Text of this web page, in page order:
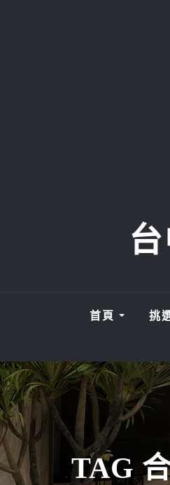
首頁 挑
TAG